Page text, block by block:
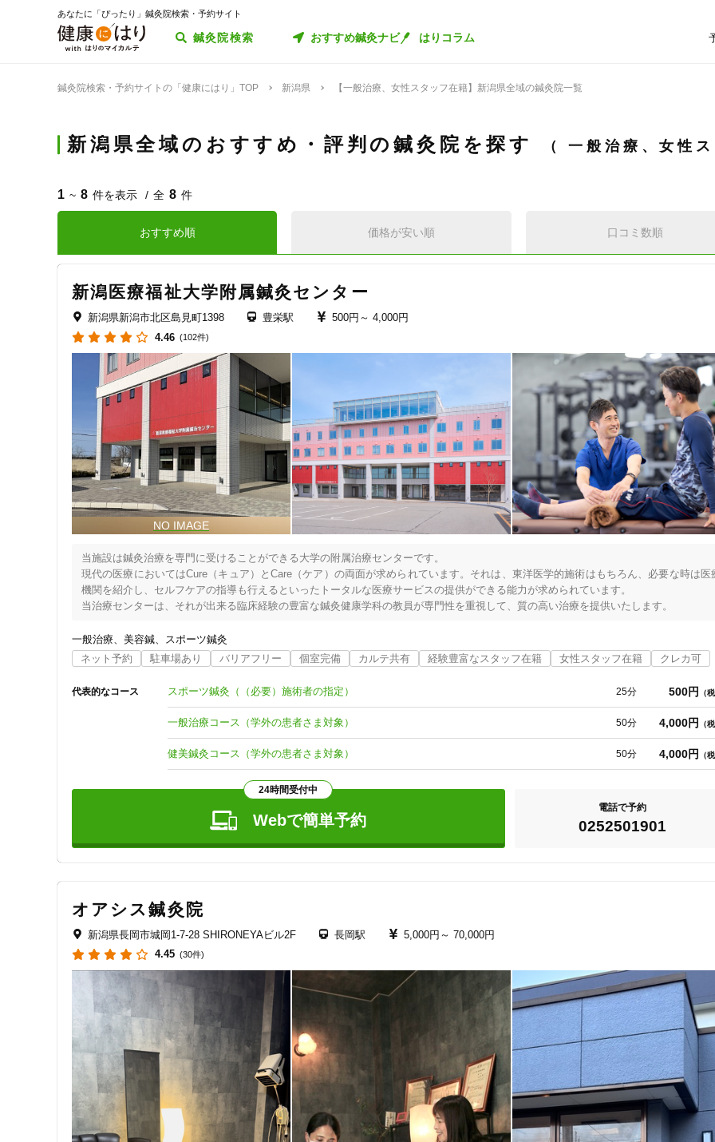
あなたに「ぴったり」鍼灸院検索・予約サイト
鍼灸院検索 おすすめ鍼灸ナビ はりコラム
鍼灸院検索・予約サイトの「健康にはり」TOP 新潟県 【一般治療、女性スタッフ在籍】新潟県全域の鍼灸院一覧
新潟県全域のおすすめ・評判の鍼灸院を探す 一般治療、女性
1 ~ 8 件を表示 全 8 件
おすすめ順 価格が安い順 口コミ数順
新潟医療福祉大学附属鍼灸センター
新潟県新潟市北区島見町1398 豊栄駅 500円～ 4,000円
4.46 (102件)
当施設は鍼灸治療を専門に受けることができる大学の附属治療センターです。
現代の医療においてはCure（キュア）とCare（ケア）の両面が求められています。それは、東洋医学的施術はもちろん、必要な時は医
機関を紹介し、セルフケアの指導も行えるといったトータルな医療サービスの提供ができる能力が求められています。
一般治療 美容鍼
スポーツ鍼灸
ネット予約
駐車場あり バリアフリー 個室完備 カルテ共有 経験豊富なスタッフ在籍 女性スタッフ在籍 クレカ可
代表的なコース スポーツ鍼灸（（必要）施術者の指定） 25分 500円 （
一般治療コース（学外の患者さま対象） 50分 4,000円 （
健美鍼灸コース（学外の患者さま対象） 50分 4,000円 （
24時間受付中
Webで簡単予約
電話で予約
0252501901
オアシス鍼灸院
新潟県長岡市城岡1-7-28 SHIRONEYAビル2F 長岡駅 5,000円～ 70,000円
4.45 (30件)